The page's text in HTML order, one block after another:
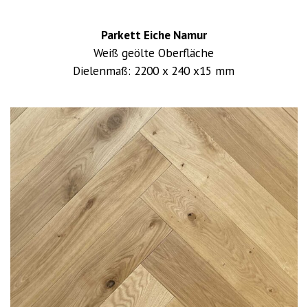
Parkett Eiche Namur
Weiß geölte Oberfläche
Dielenmaß: 2200 x 240 x15 mm